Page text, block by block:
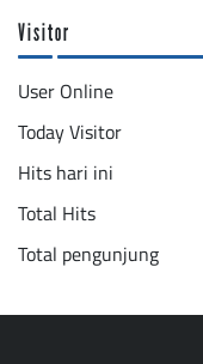
Visitor
User Online
Today Visitor
Hits hari ini
Total Hits
Total pengunjung